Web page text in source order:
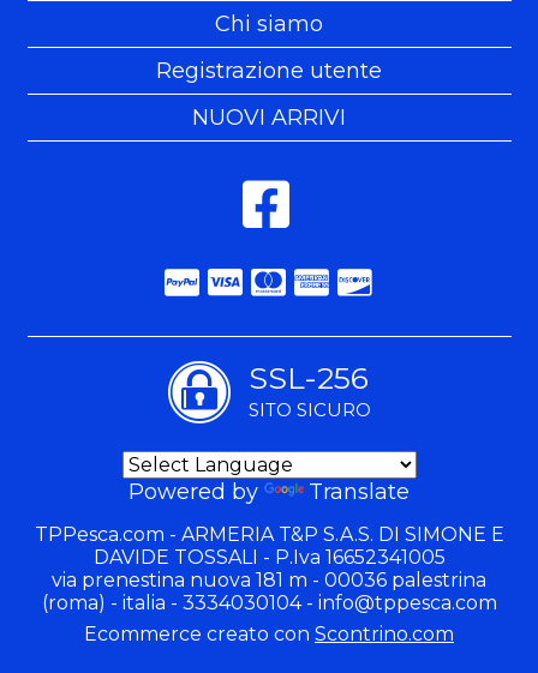
Chi siamo
Registrazione utente
NUOVI ARRIVI
SSL-256
SITO SICURO
Powered by Translate
TPPesca.com - ARMERIA T&P S.A.S. DI SIMONE E
DAVIDE TOSSALI - P.Iva 16652341005
via prenestina nuova 181 m - 00036 palestrina
(roma) - italia - 3334030104 - info@tppesca.com
Ecommerce creato con Scontrino.com